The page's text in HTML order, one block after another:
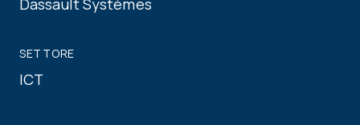
Dassault Systèmes
SETTORE
ICT